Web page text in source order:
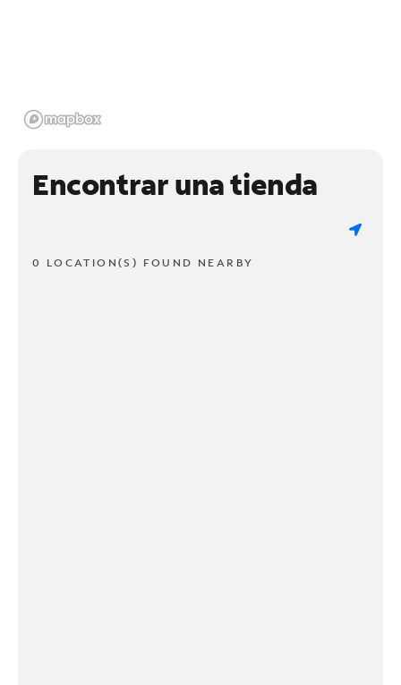
Encontrar una tienda
0 LOCATION(S) FOUND NEARBY